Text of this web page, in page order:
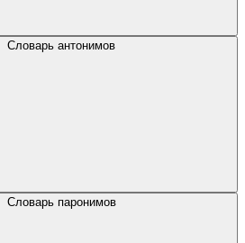
Словарь антонимов
Словарь паронимов